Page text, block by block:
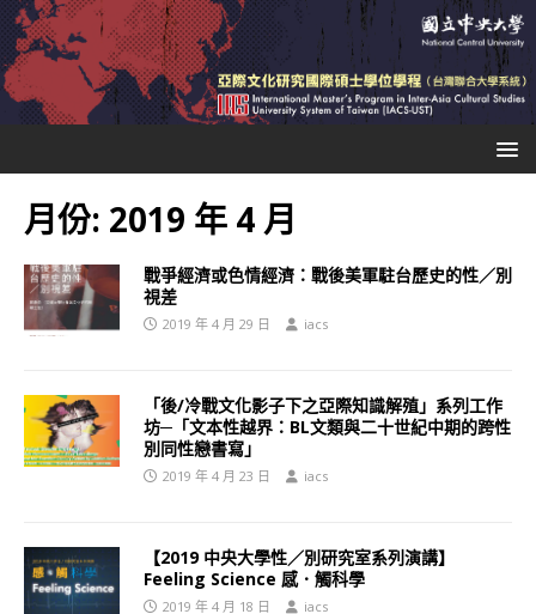
月份: 2019 年 4 月
戰爭經濟或色情經濟：戰後美軍駐台歷史的性／別
視差
2019 年 4 月 29 日 iacs
「後/冷戰文化影子下之亞際知識解殖」系列工作
坊─「文本性越界：BL文類與二十世紀中期的跨性
別同性戀書寫」
2019 年 4 月 23 日 iacs
【2019 中央大學性／別研究室系列演講】
Feeling Science 感．觸科學
2019 年 4 月 18 日 iacs